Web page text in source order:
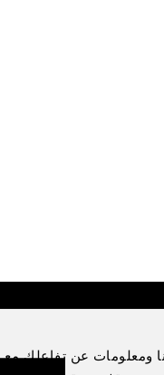
ومعلومات عن تفاعلك مع